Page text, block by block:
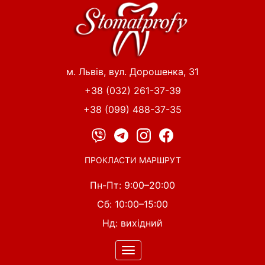
м. Львів, вул. Дорошенка, 31
+38 (032) 261-37-39
+38 (099) 488-37-35
ПРОКЛАСТИ МАРШРУТ
Пн-Пт: 9:00–20:00
Сб: 10:00–15:00
Нд: вихідний
Toggle